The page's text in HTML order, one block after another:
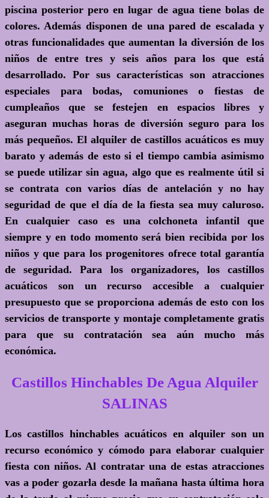
piscina posterior pero en lugar de agua tiene bolas de
colores. Además disponen de una pared de escalada y
otras funcionalidades que aumentan la diversión de los
niños de entre tres y seis años para los que está
desarrollado. Por sus características son atracciones
especiales para bodas, comuniones o fiestas de
cumpleaños que se festejen en espacios libres y
aseguran muchas horas de diversión seguro para los
más pequeños. El alquiler de castillos acuáticos es muy
barato y además de esto si el tiempo cambia asimismo
se puede utilizar sin agua, algo que es realmente útil si
se contrata con varios días de antelación y no hay
seguridad de que el día de la fiesta sea muy caluroso.
En cualquier caso es una colchoneta infantil que
siempre y en todo momento será bien recibida por los
niños y que para los progenitores ofrece total garantía
de seguridad. Para los organizadores, los castillos
acuáticos son un recurso accesible a cualquier
presupuesto que se proporciona además de esto con los
servicios de transporte y montaje completamente gratis
para que su contratación sea aún mucho más
económica.
Castillos Hinchables De Agua Alquiler
SALINAS
Los castillos hinchables acuáticos en alquiler son un
recurso económico y cómodo para elaborar cualquier
fiesta con niños. Al contratar una de estas atracciones
vas a poder gozarla desde la mañana hasta última hora